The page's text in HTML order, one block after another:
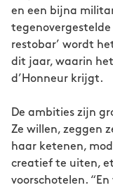
en een bijna
tegenovergestelde
restobar’ wordt
dit jaar, waarin
d’Honneur krijgt.
De ambities zijn
Ze willen, zeggen
haar ketenen,
creatief te uiten,
voorschotelen.